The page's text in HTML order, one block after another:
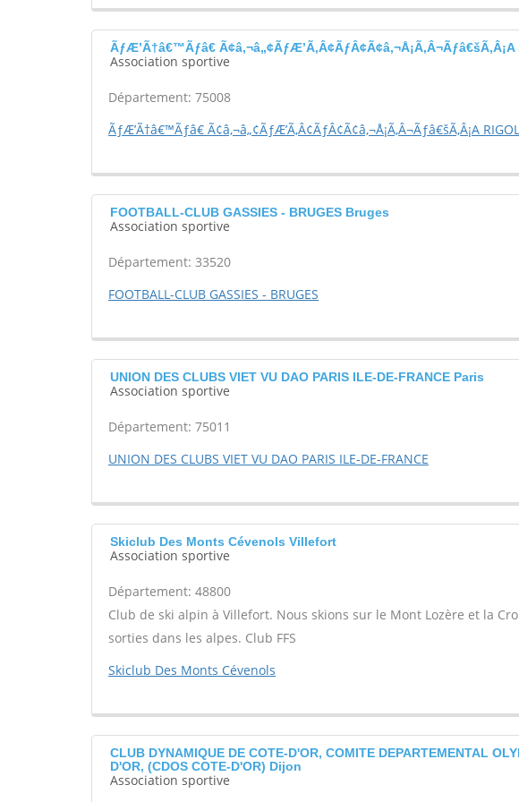
ÃƒÆ’Ã†â€™Ãƒâ€
Association sportive
Département: 75008
ÃƒÆ’Ã†â€™Ãƒâ€ Ã¢â‚¬â„¢ÃƒÆ’Ã‚Â¢ÃƒÂ¢Ã¢â‚¬Å¡Ã‚Â¬Ãƒâ€šÃ‚Â¡A
FOOTBALL-CLUB GASSIES - BRUGES Bruges
Association sportive
Département: 33520
FOOTBALL-CLUB GASSIES - BRUGES
UNION DES CLUBS VIET VU DAO PARIS ILE-DE-FRANCE Paris
Association sportive
Département: 75011
UNION DES CLUBS VIET VU DAO PARIS ILE-DE-FRANCE
Skiclub Des Monts Cévenols Villefort
Association sportive
Département: 48800
Club de ski alpin à Villefort. Nous skions sur le Mont Lozère et la
sorties dans les alpes. Club FFS
Skiclub Des Monts Cévenols
CLUB DYNAMIQUE DE COTE-D'OR, COMITE DEPARTEMENTAL
D'OR, (CDOS COTE-D'OR) Dijon
Association sportive